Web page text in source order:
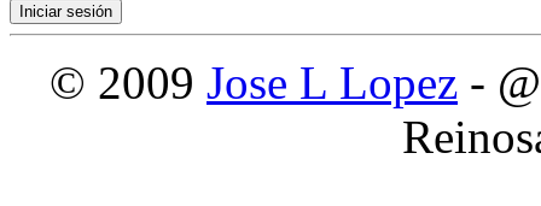
© 2009 Jose L Lopez -